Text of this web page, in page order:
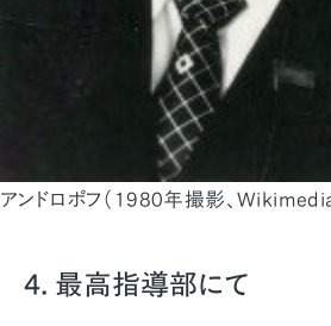
アンドロポフ（1980年撮影、
4. 最高指導部にて